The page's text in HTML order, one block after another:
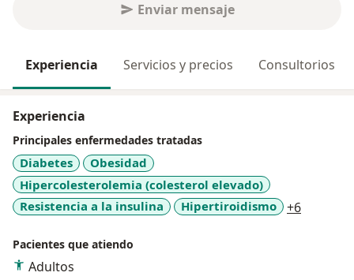
Enviar mensaje
Experiencia Servicios y precios Consultorios
Experiencia
Principales enfermedades tratadas
Diabetes
Obesidad
Hipercolesterolemia (colesterol elevado)
Resistencia a la insulina
Hipertiroidismo +6
Pacientes que atiendo
Adultos